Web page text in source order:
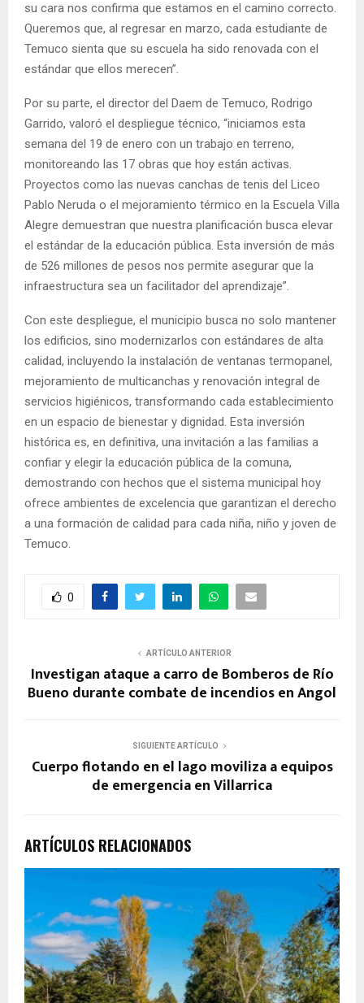
su cara nos confirma que estamos en el camino correcto.
Queremos que, al regresar en marzo, cada estudiante de
Temuco sienta que su escuela ha sido renovada con el
estándar que ellos merecen”.
Por su parte, el director del Daem de Temuco, Rodrigo
Garrido, valoró el despliegue técnico, “iniciamos esta
semana del 19 de enero con un trabajo en terreno,
monitoreando las 17 obras que hoy están activas.
Proyectos como las nuevas canchas de tenis del Liceo
Pablo Neruda o el mejoramiento térmico en la Escuela Villa
Alegre demuestran que nuestra planificación busca elevar
el estándar de la educación pública. Esta inversión de más
de 526 millones de pesos nos permite asegurar que la
infraestructura sea un facilitador del aprendizaje”.
Con este despliegue, el municipio busca no solo mantener
los edificios, sino modernizarlos con estándares de alta
calidad, incluyendo la instalación de ventanas termopanel,
mejoramiento de multicanchas y renovación integral de
servicios higiénicos, transformando cada establecimiento
en un espacio de bienestar y dignidad. Esta inversión
histórica es, en definitiva, una invitación a las familias a
confiar y elegir la educación pública de la comuna,
demostrando con hechos que el sistema municipal hoy
ofrece ambientes de excelencia que garantizan el derecho
a una formación de calidad para cada niña, niño y joven de
Temuco.
0
ARTÍCULO ANTERIOR
Investigan ataque a carro de Bomberos de Río
Bueno durante combate de incendios en Angol
SIGUIENTE ARTÍCULO
Cuerpo flotando en el lago moviliza a equipos
de emergencia en Villarrica
ARTÍCULOS RELACIONADOS